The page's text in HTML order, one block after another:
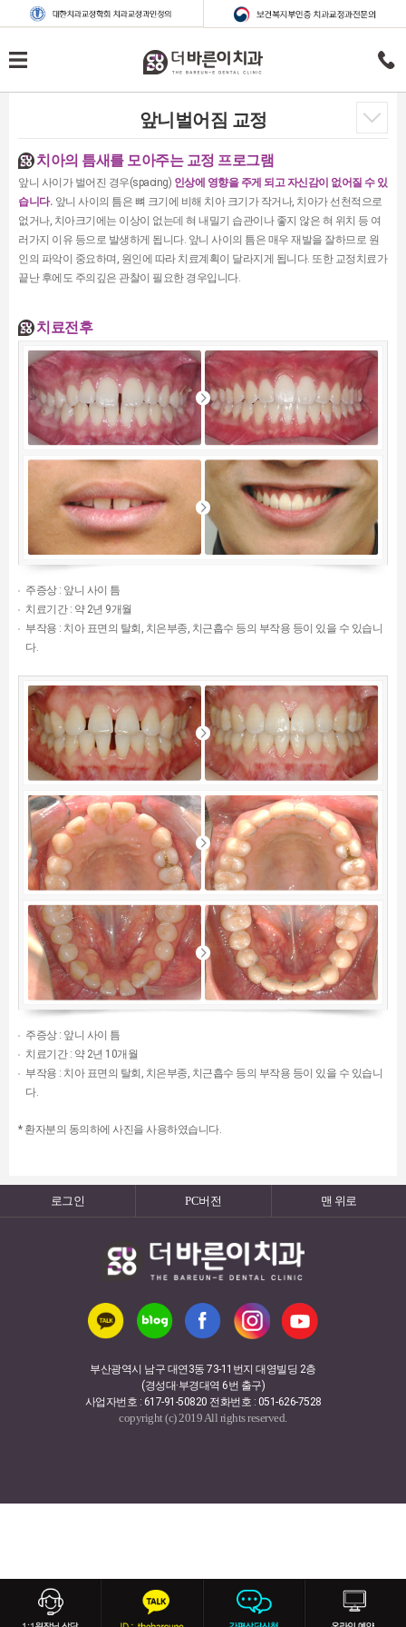
앞니벌어짐 교정
치아의 틈새를 모아주는 교정 프로그램
앞니 사이가 벌어진 경우(spacing) 인상에 영향을 주게 되고 자신감이 없어질 수 있
습니다. 앞니 사이의 틈은 뼈 크기에 비해 치아 크기가 작거나, 치아가 선천적으로
없거나, 치아크기에는 이상이 없는데 혀 내밀기 습관이나 좋지 않은 혀 위치 등 여
러가지 이유 등으로 발생하게 됩니다. 앞니 사이의 틈은 매우 재발을 잘하므로 원
인의 파악이 중요하며, 원인에 따라 치료계획이 달라지게 됩니다. 또한 교정치료가
끝난 후에도 주의깊은 관찰이 필요한 경우입니다.
치료전후
주증상 : 앞니 사이 틈
치료기간 : 약 2년 9개월
부작용 : 치아 표면의 탈회, 치은부종, 치근흡수 등의 부작용 등이 있을 수 있습니
다.
주증상 : 앞니 사이 틈
치료기간 : 약 2년 10개월
부작용 : 치아 표면의 탈회, 치은부종, 치근흡수 등의 부작용 등이 있을 수 있습니
다.
* 환자분의 동의하에 사진을 사용하였습니다.
로그인 PC버전 맨 위로
부산광역시 남구 대연3동 73-11번지 대영빌딩 2층
(경성대·부경대역 6번 출구)
사업자번호 : 617-91-50820 전화번호 : 051-626-7528
copyright (c) 2019 All rights reserved.